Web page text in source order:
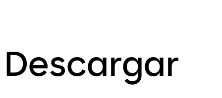
Descargar